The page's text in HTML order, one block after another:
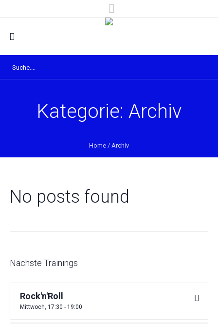
Kategorie: Archiv
Home / Archiv
No posts found
Nächste Trainings
Rock'n'Roll
Mittwoch, 17:30 - 19:00